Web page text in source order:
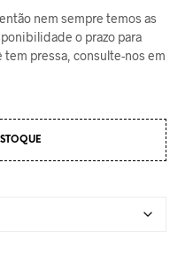
nem sempre temos as
o prazo para
tem pressa, consulte-nos em